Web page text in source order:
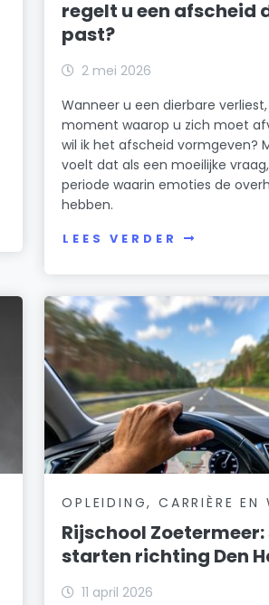
regelt u een afscheid
past?
2 mei 2026
Wanneer u een dierbare
moment waarop u zich moet
wil ik het afscheid vormgeven?
voelt dat als een moeilijke
periode waarin emoties de
hebben.
LEES VERDER
OPLEIDING, CARRIÈRE EN
Rijschool
starten richting Den
11 april 2026